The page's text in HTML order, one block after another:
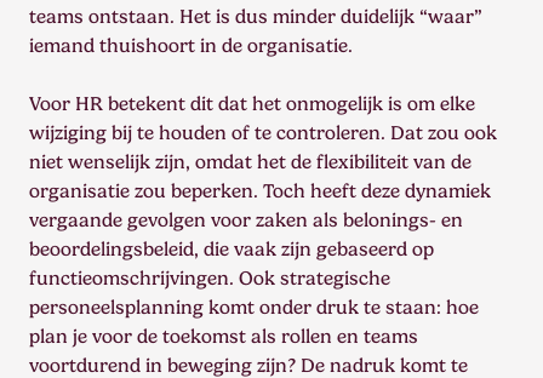
teams ontstaan. Het is dus minder duidelijk “waar”
iemand thuishoort in de organisatie.
Voor HR betekent dit dat het onmogelijk is om elke
wijziging bij te houden of te controleren. Dat zou ook
niet wenselijk zijn, omdat het de flexibiliteit van de
organisatie zou beperken. Toch heeft deze dynamiek
vergaande gevolgen voor zaken als belonings- en
beoordelingsbeleid, die vaak zijn gebaseerd op
functieomschrijvingen. Ook strategische
personeelsplanning komt onder druk te staan: hoe
plan je voor de toekomst als rollen en teams
voortdurend in beweging zijn? De nadruk komt te